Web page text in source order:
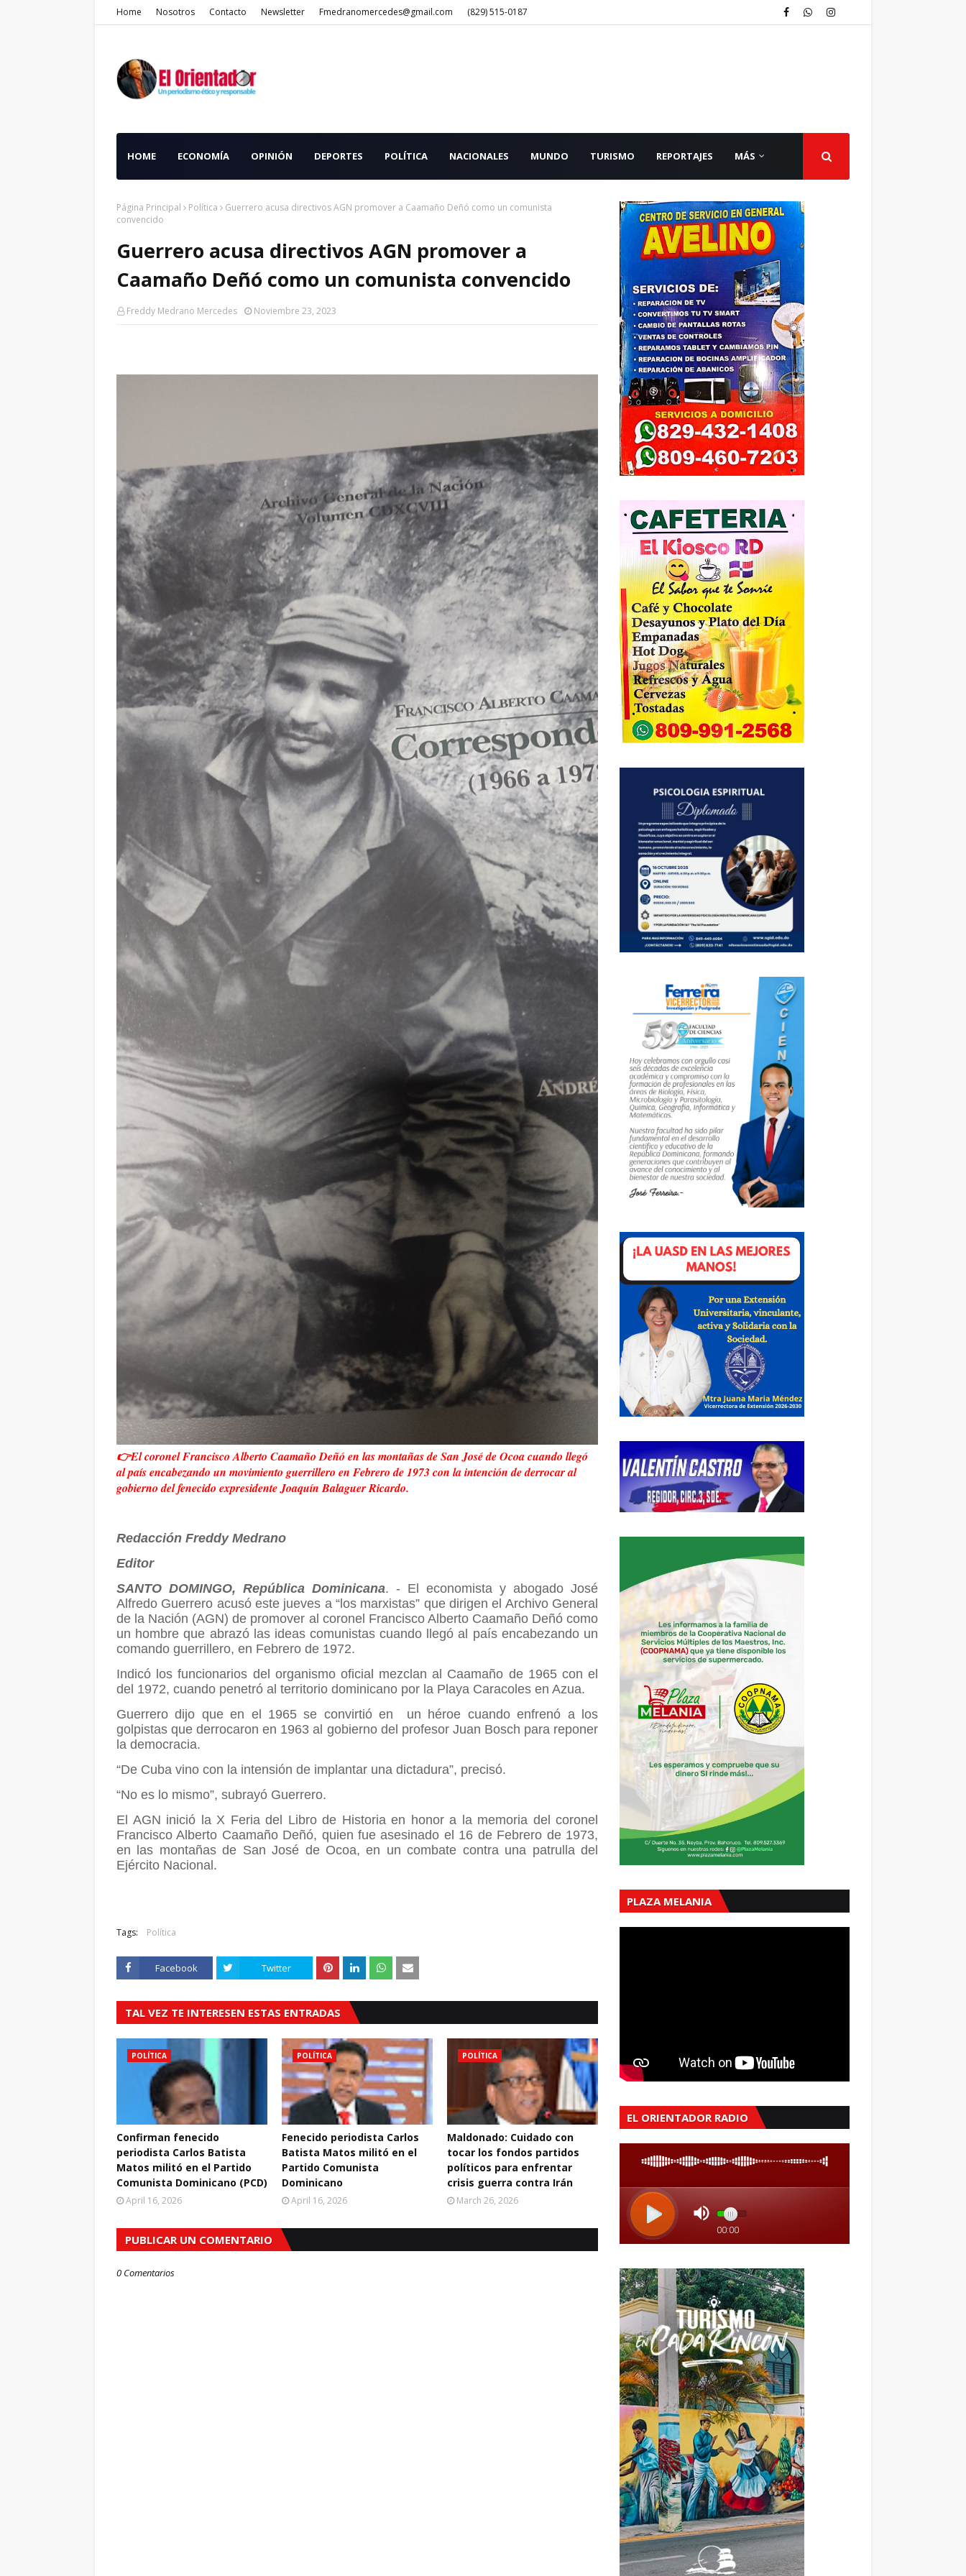
Home Nosotros Contacto Newsletter Fmedranomercedes@gmail.com (829) 515-0187
HOME ECONOMÍA OPINIÓN DEPORTES POLÍTICA NACIONALES MUNDO TURISMO REPORTAJES MÁS
Página Principal Política
Guerrero acusa directivos AGN promover a Caamaño Deñó como un comunista
convencido
Guerrero acusa directivos AGN promover a
Caamaño Deñó como un comunista convencido
Freddy Medrano Mercedes Noviembre 23, 2023
👉El coronel Francisco Alberto Caamaño Deñó en las montañas de San José de Ocoa cuando llegó
al país encabezando un movimiento guerrillero en Febrero de 1973 con la intención de derrocar al
gobierno del fenecido expresidente Joaquín Balaguer Ricardo.
Redacción Freddy Medrano
Editor
SANTO DOMINGO, República Dominicana. - El economista y abogado José
Alfredo Guerrero acusó este jueves a “los marxistas” que dirigen el Archivo General
de la Nación (AGN) de promover al coronel Francisco Alberto Caamaño Deñó como
un hombre que abrazó las ideas comunistas cuando llegó al país encabezando un
comando guerrillero, en Febrero de 1972.
Indicó los funcionarios del organismo oficial mezclan al Caamaño de 1965 con el
del 1972, cuando penetró al territorio dominicano por la Playa Caracoles en Azua.
Guerrero dijo que en el 1965 se convirtió en
un héroe cuando enfrenó a los
golpistas que derrocaron en 1963 al gobierno del profesor Juan Bosch para reponer
la democracia.
“De Cuba vino con la intensión de implantar una dictadura”, precisó.
“No es lo mismo”, subrayó Guerrero.
El AGN inició la X Feria del Libro de Historia en honor a la memoria del coronel
Francisco Alberto Caamaño Deñó, quien fue asesinado el 16 de Febrero de 1973,
en las montañas de San José de Ocoa, en un combate contra una patrulla del
Ejército Nacional.
Tags: Política
Facebook Twitter
TAL VEZ TE INTERESEN ESTAS ENTRADAS
POLÍTICA
Confirman fenecido
periodista Carlos Batista
Matos militó en el Partido
Comunista Dominicano (PCD)
April 16, 2026
POLÍTICA
Fenecido periodista Carlos
Batista Matos militó en el
Partido Comunista
Dominicano
April 16, 2026
POLÍTICA
Maldonado: Cuidado con
tocar los fondos partidos
políticos para enfrentar
crisis guerra contra Irán
March 26, 2026
PUBLICAR UN COMENTARIO
0 Comentarios
PLAZA MELANIA
EL ORIENTADOR RADIO